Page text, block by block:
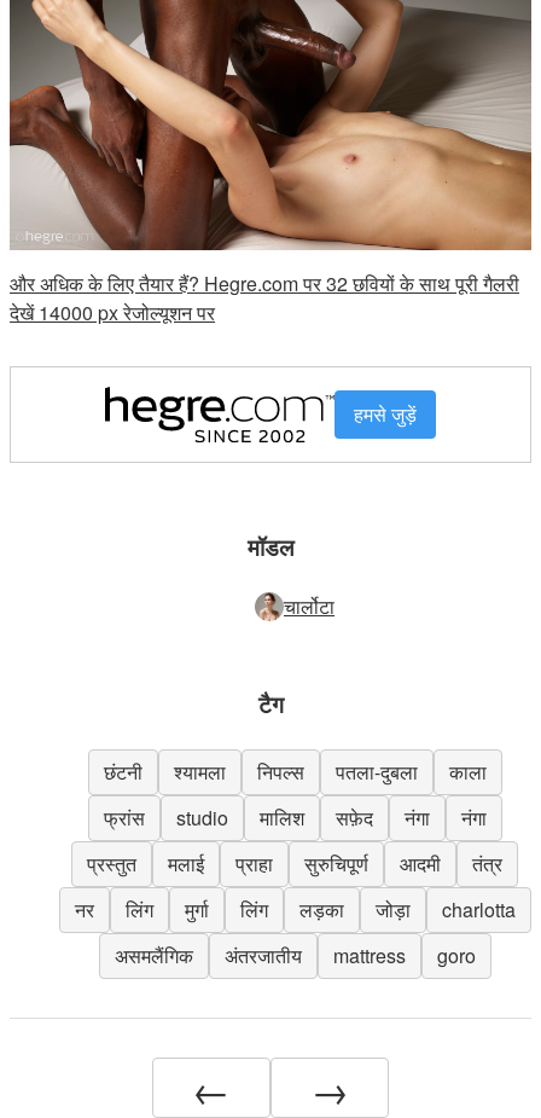
और अधिक के लिए तैयार हैं? Hegre.com पर 32 छवियों के साथ पूरी गैलरी
देखें 14000 px रेजोल्यूशन पर
हमसे जुड़ें
मॉडल
चार्लोटा
टैग
छंटनी श्यामला निपल्स पतला-दुबला
काला
फ्रांस
studio मालिश सफ़ेद नंगा
नंगा
प्रस्तुत
मलाई प्राहा सुरुचिपूर्ण आदमी
तंत्र
नर
लिंग मुर्गा लिंग लड़का जोड़ा
charlotta
असमलैंगिक
अंतरजातीय mattress goro
← →